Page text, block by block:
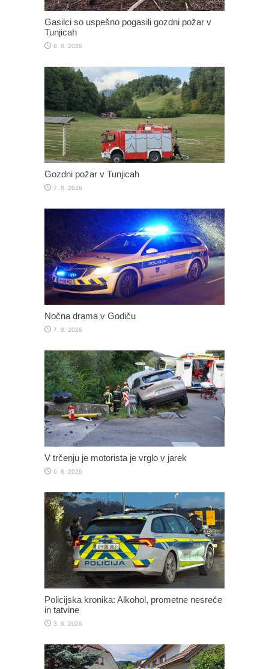
Gasilci so uspešno pogasili gozdni požar v
Tunjicah
8. 8. 2026
Gozdni požar v Tunjicah
7. 8. 2026
Nočna drama v Godiču
7. 8. 2026
V trčenju je motorista je vrglo v jarek
6. 8. 2026
Policijska kronika: Alkohol, prometne nesreče
in tatvine
3. 8. 2026